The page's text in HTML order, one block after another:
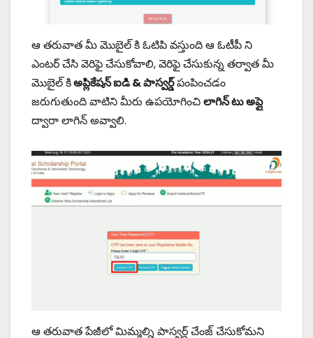
ఆ తరువాత మీ మొబైల్ కి ఓటిపి వస్తుంది ఆ ఓటీపీ ని
ఎంటర్ చేసి వెరిఫై చేసుకోవాలి, వెరిఫై చేసుకున్న తర్వాత మీ
మొబైల్ కిఅప్లికేషన్ ఐడి & పాస్వర్డ్పంపించడం
జరుగుతుంది వాటిని మీరు ఉపయోగించిలాగిన్ టు అప్లై
ద్వారా లాగిన్ అవ్వాలి.
ఆ తరువాత పేజీలో మిమ్మల్ని పాస్వర్డ్ చేంజ్ చేసుకోమని